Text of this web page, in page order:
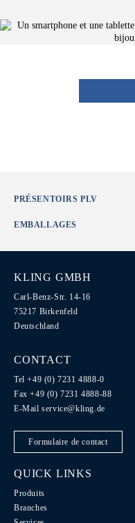
PRÉSENTOIRS PLV
EMBALLAGES
KLING GMBH
Carl-Benz-Str. 14-16
75217 Birkenfeld
Deutschland
CONTACT
Tel +49 (0) 7231 4888-0
Fax +49 (0) 7231 4888-88
E-Mailservice@kling.de
Formulaire de contact
QUICK LINKS
Produits
Branches